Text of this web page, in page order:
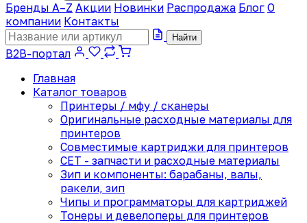
Бренды A–Z Акции Новинки Распродажа Блог О
компании Контакты
Найти
B2B-портал
Главная
Каталог товаров
Принтеры / мфу / сканеры
Оригинальные расходные материалы для
принтеров
Совместимые картриджи для принтеров
CET - запчасти и расходные материалы
Зип и компоненты: барабаны, валы,
ракели, зип
Чипы и программаторы для картриджей
Тонеры и девелоперы для принтеров